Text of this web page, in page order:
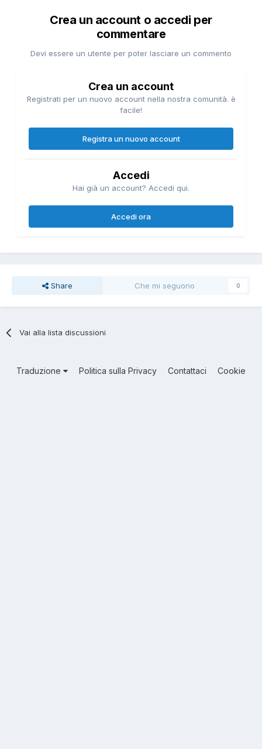
Crea un account o accedi per
commentare
Devi essere un utente per poter lasciare un commento
Crea un account
Registrati per un nuovo account nella nostra comunità. è
facile!
Registra un nuovo account
Accedi
Hai già un account? Accedi qui.
Accedi ora
Share Che mi seguono 0
Vai alla lista discussioni
Traduzione Politica sulla Privacy Contattaci Cookie